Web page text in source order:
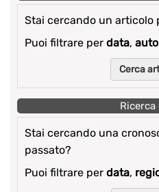
Stai cercando un articolo
Puoi filtrare per data,
Cerca
Ricerca
Stai cercando una
passato?
Puoi filtrare per data,